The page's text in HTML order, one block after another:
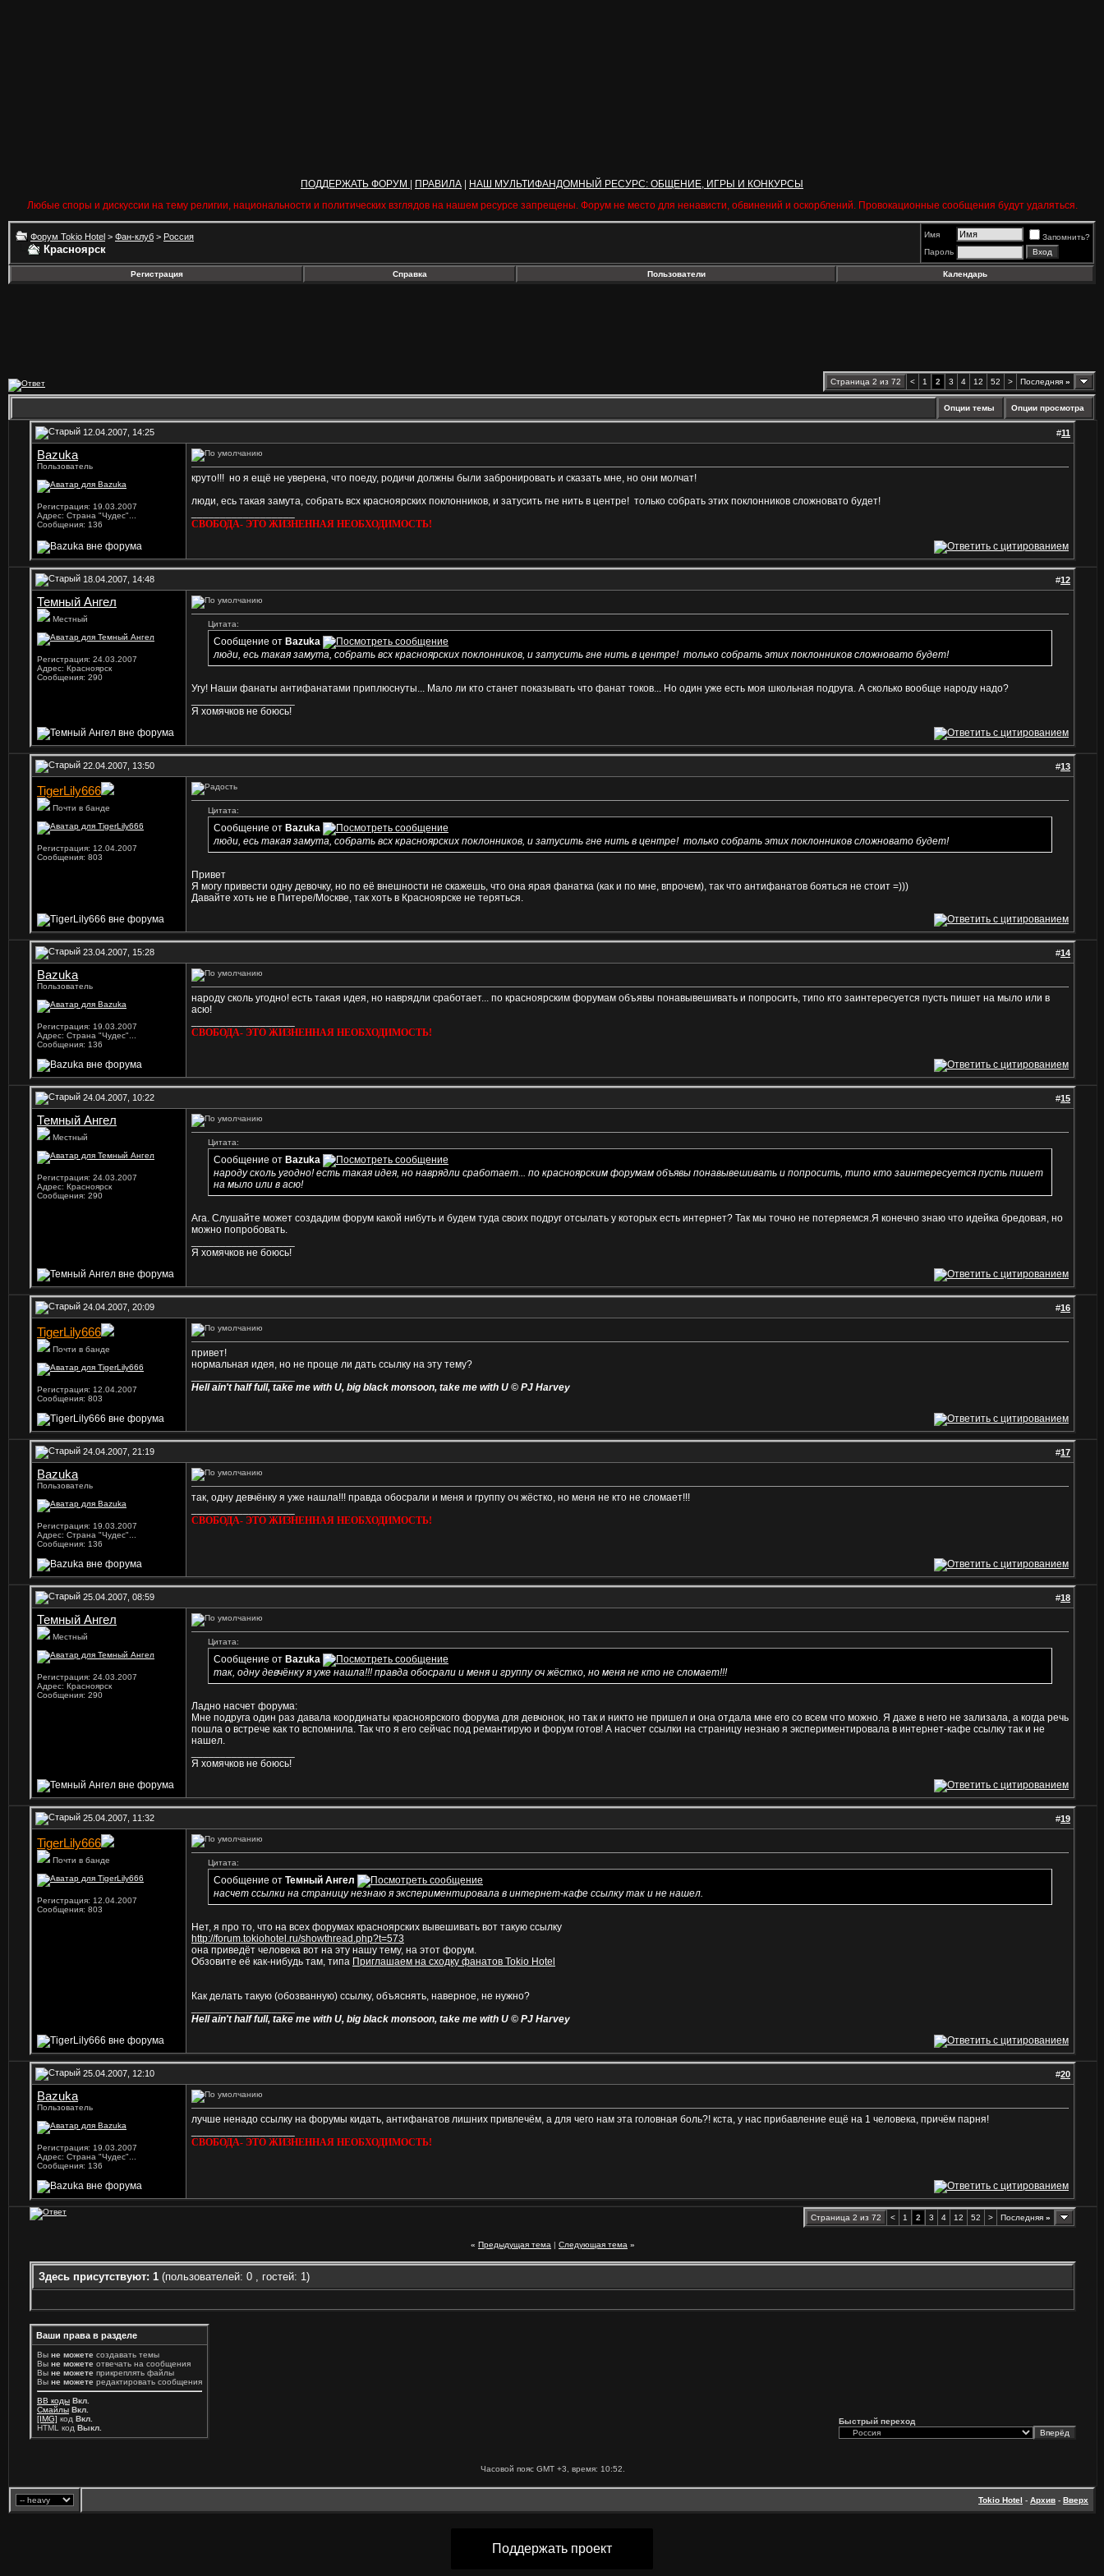
ПОДДЕРЖАТЬ ФОРУМ ПРАВИЛА
НАШ МУЛЬТИФАНДОМНЫЙ РЕСУРС: ОБЩЕНИЕ, ИГРЫ И КОНКУРСЫ
Любые споры и дискуссии на тему религии, национальности и политических взглядов на нашем ресурсе запрещены. Форум не место для ненависти, обвинений и оскорблений. Провокационные сообщения будут удаляться.
Форум Tokio Hotel > Фан-клуб > Россия
Красноярск
Имя
Запомнить?
Пароль
Регистрация Справка Пользователи Календарь
Страница 2 из 72 < 1 2 3 4 12 52 > Последняя »
Опции темы Опции просмотра
12.04.2007, 14:25 #11
Bazuka
Пользователь
Регистрация: 19.03.2007
Адрес: Страна "Чудес"...
Сообщения: 136
круто!!! но я ещё не уверена, что поеду, родичи должны были забронировать и сказать мне, но они молчат!
люди, есь такая замута, собрать всх красноярских поклонников, и затусить гне нить в центре! только собрать этих поклонников сложновато будет!
СВОБОДА- ЭТО ЖИЗНЕННАЯ НЕОБХОДИМОСТЬ!
18.04.2007, 14:48 #12
Темный Ангел
Местный
Регистрация: 24.03.2007
Адрес: Красноярск
Сообщения: 290
Цитата:
Сообщение от Bazuka
люди, есь такая замута, собрать всх красноярских поклонников, и затусить гне нить в центре! только собрать этих поклонников сложновато будет!
Угу! Наши фанаты антифанатами приплюснуты... Мало ли кто станет показывать что фанат токов... Но один уже есть моя школьная подруга. А сколько вообще народу надо?
Я хомячков не боюсь!
22.04.2007, 13:50 #13
TigerLily666
Почти в банде
Регистрация: 12.04.2007
Сообщения: 803
Цитата:
Сообщение от Bazuka
люди, есь такая замута, собрать всх красноярских поклонников, и затусить гне нить в центре! только собрать этих поклонников сложновато будет!
Привет
Я могу привести одну девочку, но по её внешности не скажешь, что она ярая фанатка (как и по мне, впрочем), так что антифанатов бояться не стоит =)))
Давайте хоть не в Питере/Москве, так хоть в Красноярске не теряться.
23.04.2007, 15:28 #14
Bazuka
Пользователь
Регистрация: 19.03.2007
Адрес: Страна "Чудес"...
Сообщения: 136
народу сколь угодно! есть такая идея, но наврядли сработает... по красноярским форумам объявы понавывешивать и попросить, типо кто заинтересуется пусть пишет на мыло или в
асю!
СВОБОДА- ЭТО ЖИЗНЕННАЯ НЕОБХОДИМОСТЬ!
24.04.2007, 10:22 #15
Темный Ангел
Местный
Регистрация: 24.03.2007
Адрес: Красноярск
Сообщения: 290
Цитата:
Сообщение от Bazuka
народу сколь угодно! есть такая идея, но наврядли сработает... по красноярским форумам объявы понавывешивать и попросить, типо кто заинтересуется пусть пишет
на мыло или в асю!
Ага. Слушайте может создадим форум какой нибуть и будем туда своих подруг отсылать у которых есть интернет? Так мы точно не потеряемся.Я конечно знаю что идейка бредовая, но
можно попробовать.
Я хомячков не боюсь!
24.04.2007, 20:09 #16
TigerLily666
Почти в банде
Регистрация: 12.04.2007
Сообщения: 803
привет!
нормальная идея, но не проще ли дать ссылку на эту тему?
Hell ain't half full, take me with U, big black monsoon, take me with U © PJ Harvey
24.04.2007, 21:19 #17
Bazuka
Пользователь
Регистрация: 19.03.2007
Адрес: Страна "Чудес"...
Сообщения: 136
так, одну девчёнку я уже нашла!!! правда обосрали и меня и группу оч жёстко, но меня не кто не сломает!!!
СВОБОДА- ЭТО ЖИЗНЕННАЯ НЕОБХОДИМОСТЬ!
25.04.2007, 08:59 #18
Темный Ангел
Местный
Регистрация: 24.03.2007
Адрес: Красноярск
Сообщения: 290
Цитата:
Сообщение от Bazuka
так, одну девчёнку я уже нашла!!! правда обосрали и меня и группу оч жёстко, но меня не кто не сломает!!!
Ладно насчет форума:
Мне подруга один раз давала координаты красноярского форума для девчонок, но так и никто не пришел и она отдала мне его со всем что можно. Я даже в него не зализала, а когда речь
пошла о встрече как то вспомнила. Так что я его сейчас под ремантирую и форум готов! А насчет ссылки на страницу незнаю я экспериментировала в интернет-кафе ссылку так и не
нашел.
Я хомячков не боюсь!
25.04.2007, 11:32 #19
TigerLily666
Почти в банде
Регистрация: 12.04.2007
Сообщения: 803
Цитата:
Сообщение от Темный Ангел
насчет ссылки на страницу незнаю я экспериментировала в интернет-кафе ссылку так и не нашел.
Нет, я про то, что на всех форумах красноярских вывешивать вот такую ссылку
http://forum.tokiohotel.ru/showthread.php?t=573
она приведёт человека вот на эту нашу тему, на этот форум.
Обзовите её как-нибудь там, типа Приглашаем на сходку фанатов Tokio Hotel
Как делать такую (обозванную) ссылку, объяснять, наверное, не нужно?
Hell ain't half full, take me with U, big black monsoon, take me with U © PJ Harvey
25.04.2007, 12:10 #20
Bazuka
Пользователь
Регистрация: 19.03.2007
Адрес: Страна "Чудес"...
Сообщения: 136
лучше ненадо ссылку на форумы кидать, антифанатов лишних привлечём, а для чего нам эта головная боль?! кста, у нас прибавление ещё на 1 человека, причём парня!
СВОБОДА- ЭТО ЖИЗНЕННАЯ НЕОБХОДИМОСТЬ!
Страница 2 из 72 < 1 2 3 4 12 52 > Последняя »
« Предыдущая тема | Следующая тема »
Здесь присутствуют: 1 (пользователей: 0 , гостей: 1)
Ваши права в разделе
Вы не можете создавать темы
Вы не можете отвечать на сообщения
Вы не можете прикреплять файлы
Вы не можете редактировать сообщения
BB коды Вкл.
Смайлы Вкл.
[IMG] код Вкл.
HTML код Выкл.
Быстрый переход
Часовой пояс GMT +3, время: 10:52
Tokio Hotel - Архив - Вверх
Поддержать проект